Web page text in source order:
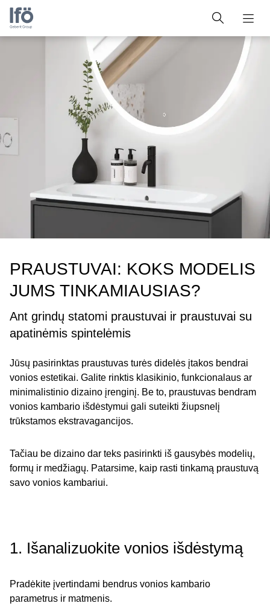
PRAUSTUVAI: KOKS MODELIS
JUMS TINKAMIAUSIAS?
Ant grindų statomi praustuvai ir praustuvai su
apatinėmis spintelėmis
Jūsų pasirinktas praustuvas turės didelės įtakos bendrai
vonios estetikai. Galite rinktis klasikinio, funkcionalaus ar
minimalistinio dizaino įrenginį. Be to, praustuvas bendram
vonios kambario išdėstymui gali suteikti žiupsnelį
trūkstamos ekstravagancijos.
Tačiau be dizaino dar teks pasirinkti iš gausybės modelių,
formų ir medžiagų. Patarsime, kaip rasti tinkamą praustuvą
savo vonios kambariui.
1. Išanalizuokite vonios išdėstymą
Pradėkite įvertindami bendrus vonios kambario
parametrus ir matmenis.